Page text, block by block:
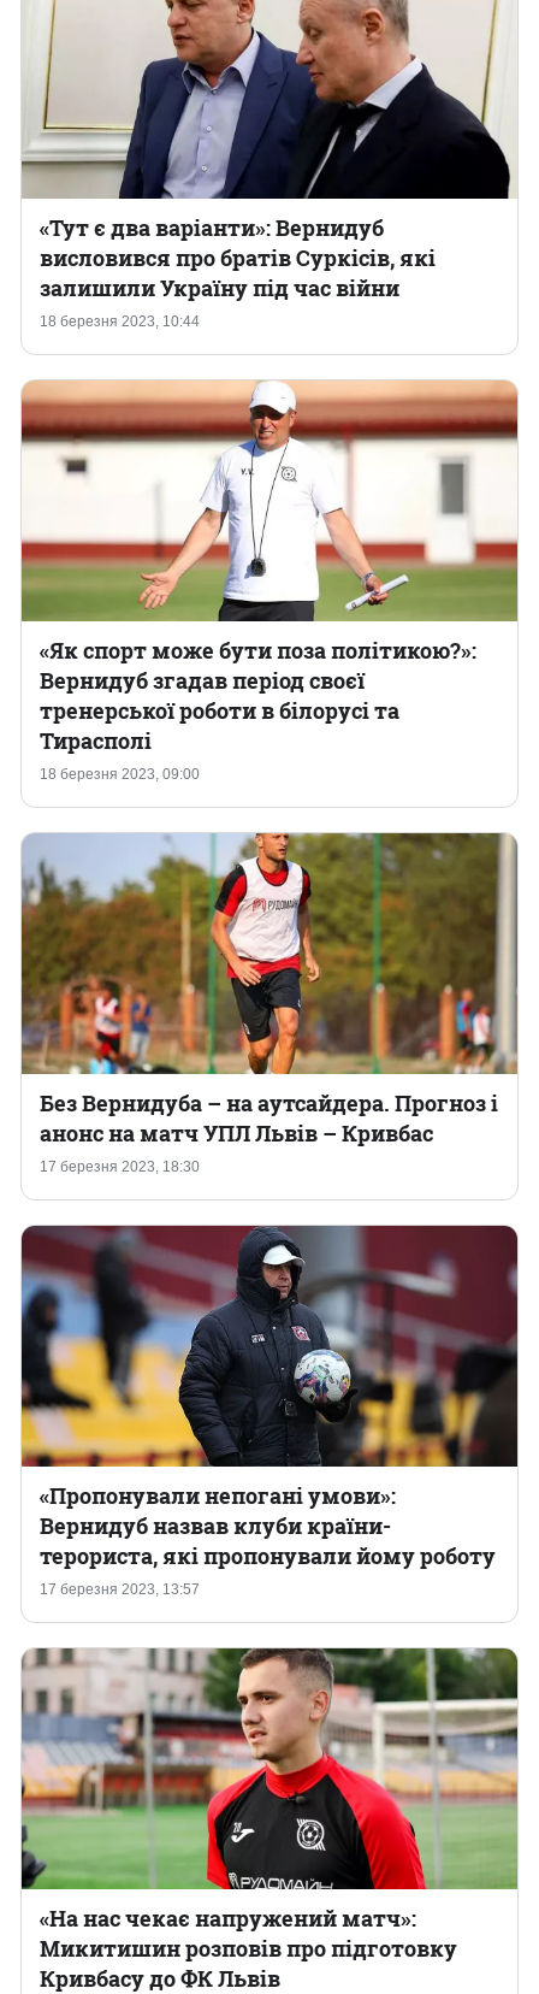
18 березня 2023, 10:44
«Тут є два варіанти»: Вернидуб
висловився про братів Суркісів, які
залишили Україну під час війни
18 березня 2023, 09:00
«Як спорт може бути поза політикою?»:
Вернидуб згадав період своєї
тренерської роботи в білорусі та
Тирасполі
17 березня 2023, 18:30
Без Вернидуба – на аутсайдера. Прогноз і
анонс на матч УПЛ Львів – Кривбас
17 березня 2023, 13:57
«Пропонували непогані умови»:
Вернидуб назвав клуби країни-
терориста, які пропонували йому роботу
«На нас чекає напружений матч»:
Микитишин розповів про підготовку
Кривбасу до ФК Львів